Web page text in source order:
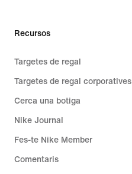
Recursos
Targetes de regal
Targetes de regal corporatives
Cerca una botiga
Nike Journal
Fes-te Nike Member
Comentaris